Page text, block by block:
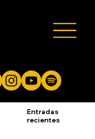
Entradas
recientes